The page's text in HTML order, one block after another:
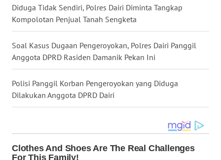
Diduga Tidak Sendiri, Polres Dairi Diminta Tangkap
Kompolotan Penjual Tanah Sengketa
Soal Kasus Dugaan Pengeroyokan, Polres Dairi Panggil
Anggota DPRD Rasiden Damanik Pekan Ini
Polisi Panggil Korban Pengeroyokan yang Diduga
Dilakukan Anggota DPRD Dairi
TANJUNG
LESUNG
WN
SIMALUNGUN
WN